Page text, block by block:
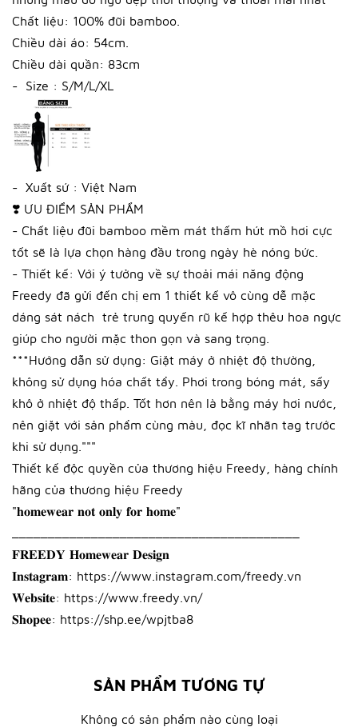
Chất liệu: 100% đũi bamboo.
Chiều dài áo: 54cm.
Chiều dài quần: 83cm
- Size : S/M/L/XL
- Xuất sứ : Việt Nam
❣️ ƯU ĐIỂM SẢN PHẨM
- Chất liệu đũi bamboo mềm mát thấm hút mồ hơi cực
tốt sẽ là lựa chọn hàng đầu trong ngày hè nóng bức.
- Thiết kế: Với ý tưởng về sự thoải mái năng động
Freedy đã gửi đến chị em 1 thiết kế vô cùng dễ mặc
dáng sát nách trẻ trung quyến rũ kế hợp thêu hoa ngực
giúp cho người mặc thon gọn và sang trọng.
***Hướng dẫn sử dụng: Giặt máy ở nhiệt độ thường,
không sử dụng hóa chất tẩy. Phơi trong bóng mát, sấy
khô ở nhiệt độ thấp. Tốt hơn nên là bằng máy hơi nước,
nên giặt với sản phẩm cùng màu, đọc kĩ nhãn tag trước
khi sử dụng."""
Thiết kế độc quyền của thương hiệu Freedy, hàng chính
hãng của thương hiệu Freedy
"𝐡𝐨𝐦𝐞𝐰𝐞𝐚𝐫 𝐧𝐨𝐭 𝐨𝐧𝐥𝐲 𝐟𝐨𝐫 𝐡𝐨𝐦𝐞"
𝐅𝐑𝐄𝐄𝐃𝐘 𝐇𝐨𝐦𝐞𝐰𝐞𝐚𝐫 𝐃𝐞𝐬𝐢𝐠𝐧
𝐈𝐧𝐬𝐭𝐚𝐠𝐫𝐚𝐦: https://www.instagram.com/freedy.vn
𝐖𝐞𝐛𝐬𝐢𝐭𝐞: https://www.freedy.vn/
𝐒𝐡𝐨𝐩𝐞𝐞: https://shp.ee/wpjtba8
SẢN PHẨM TƯƠNG TỰ
Không có sản phẩm nào cùng loại